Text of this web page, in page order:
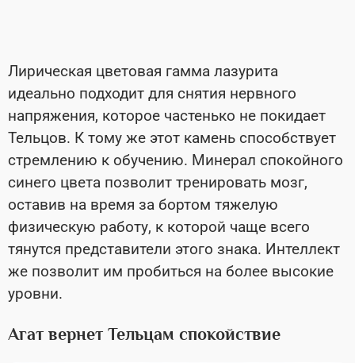
Лирическая цветовая гамма лазурита
идеально подходит для снятия нервного
напряжения, которое частенько не покидает
Тельцов. К тому же этот камень способствует
стремлению к обучению. Минерал спокойного
синего цвета позволит тренировать мозг,
оставив на время за бортом тяжелую
физическую работу, к которой чаще всего
тянутся представители этого знака. Интеллект
же позволит им пробиться на более высокие
уровни.
Агат вернет Тельцам спокойствие